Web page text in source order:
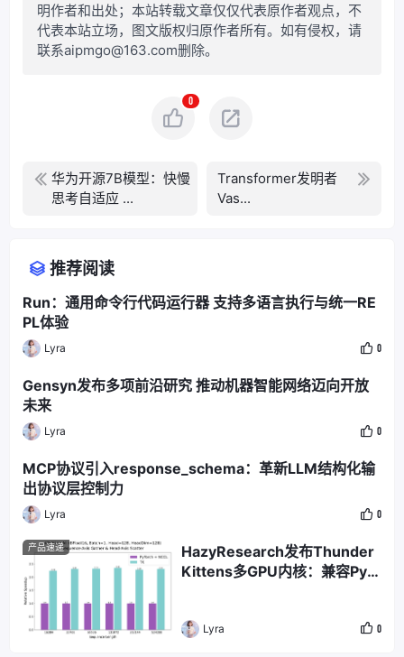
明作者和出处；本站转载文章仅仅代表原作者观点，不
代表本站立场，图文版权归原作者所有。如有侵权，请
联系aipmgo@163.com删除。
0
华为开源7B模型：快慢
思考自适应 ...
Transformer发明者
Vas...
推荐阅读
Run：通用命令行代码运行器 支持多语言执行与统一RE
PL体验
Lyra 0
Gensyn发布多项前沿研究 推动机器智能网络迈向开放
未来
Lyra 0
MCP协议引入response_schema：革新LLM结构化输
出协议层控制力
Lyra 0
产品速递
HazyResearch发布Thunder
Kittens多GPU内核：兼容PyT
Lyra 0